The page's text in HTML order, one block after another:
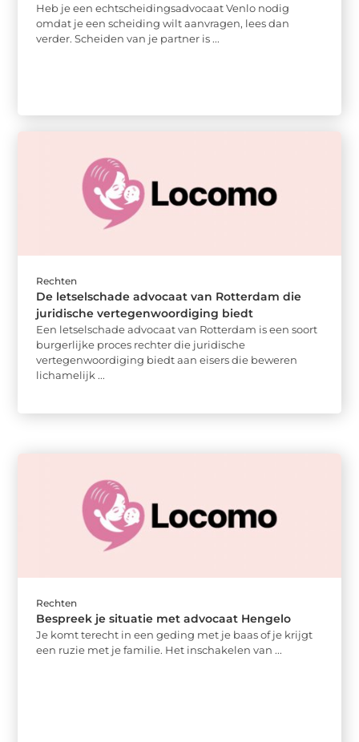
Heb je een echtscheidingsadvocaat Venlo nodig
omdat je een scheiding wilt aanvragen, lees dan
verder. Scheiden van je partner is ...
Rechten
De letselschade advocaat van Rotterdam die
juridische vertegenwoordiging biedt
Een letselschade advocaat van Rotterdam is een soort
burgerlijke proces rechter die juridische
vertegenwoordiging biedt aan eisers die beweren
lichamelijk ...
Rechten
Bespreek je situatie met advocaat Hengelo
Je komt terecht in een geding met je baas of je krijgt
een ruzie met je familie. Het inschakelen van ...